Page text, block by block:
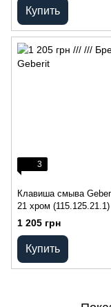
Купить
3
Клавиша смыва
21 хром (115.125.21.1)
1 205 грн
Купить